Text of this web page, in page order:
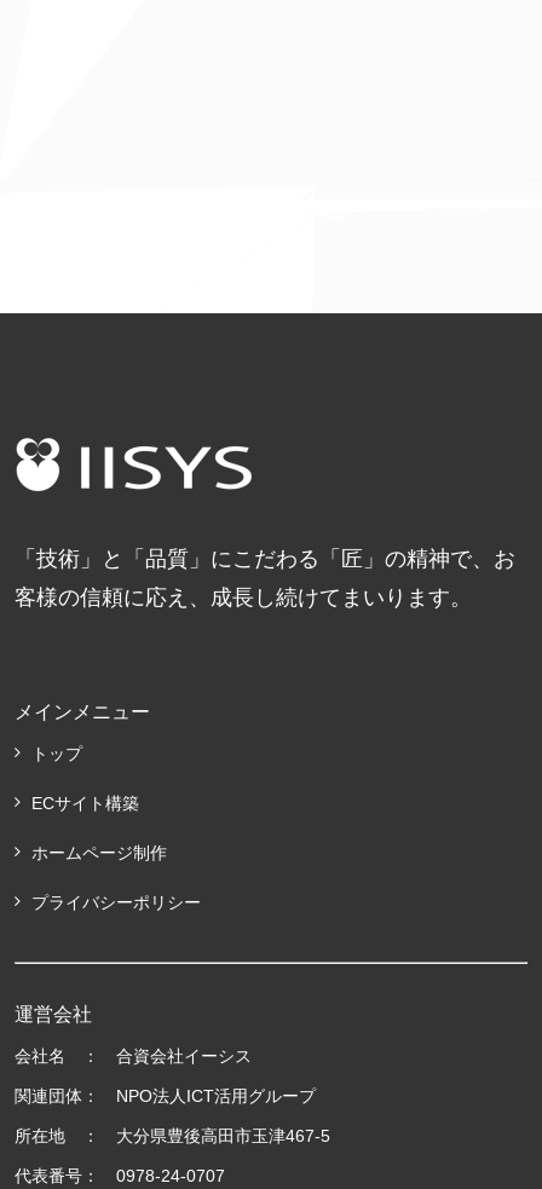
「技術」と「品質」にこだわる「匠」の精神で、お
客様の信頼に応え、成長し続けてまいります。
メインメニュー
トップ
ECサイト構築
ホームページ制作
プライバシーポリシー
運営会社
会社名 ： 合資会社イーシス
関連団体： NPO法人ICT活用グループ
所在地 ： 大分県豊後高田市玉津467-5
代表番号： 0978-24-0707